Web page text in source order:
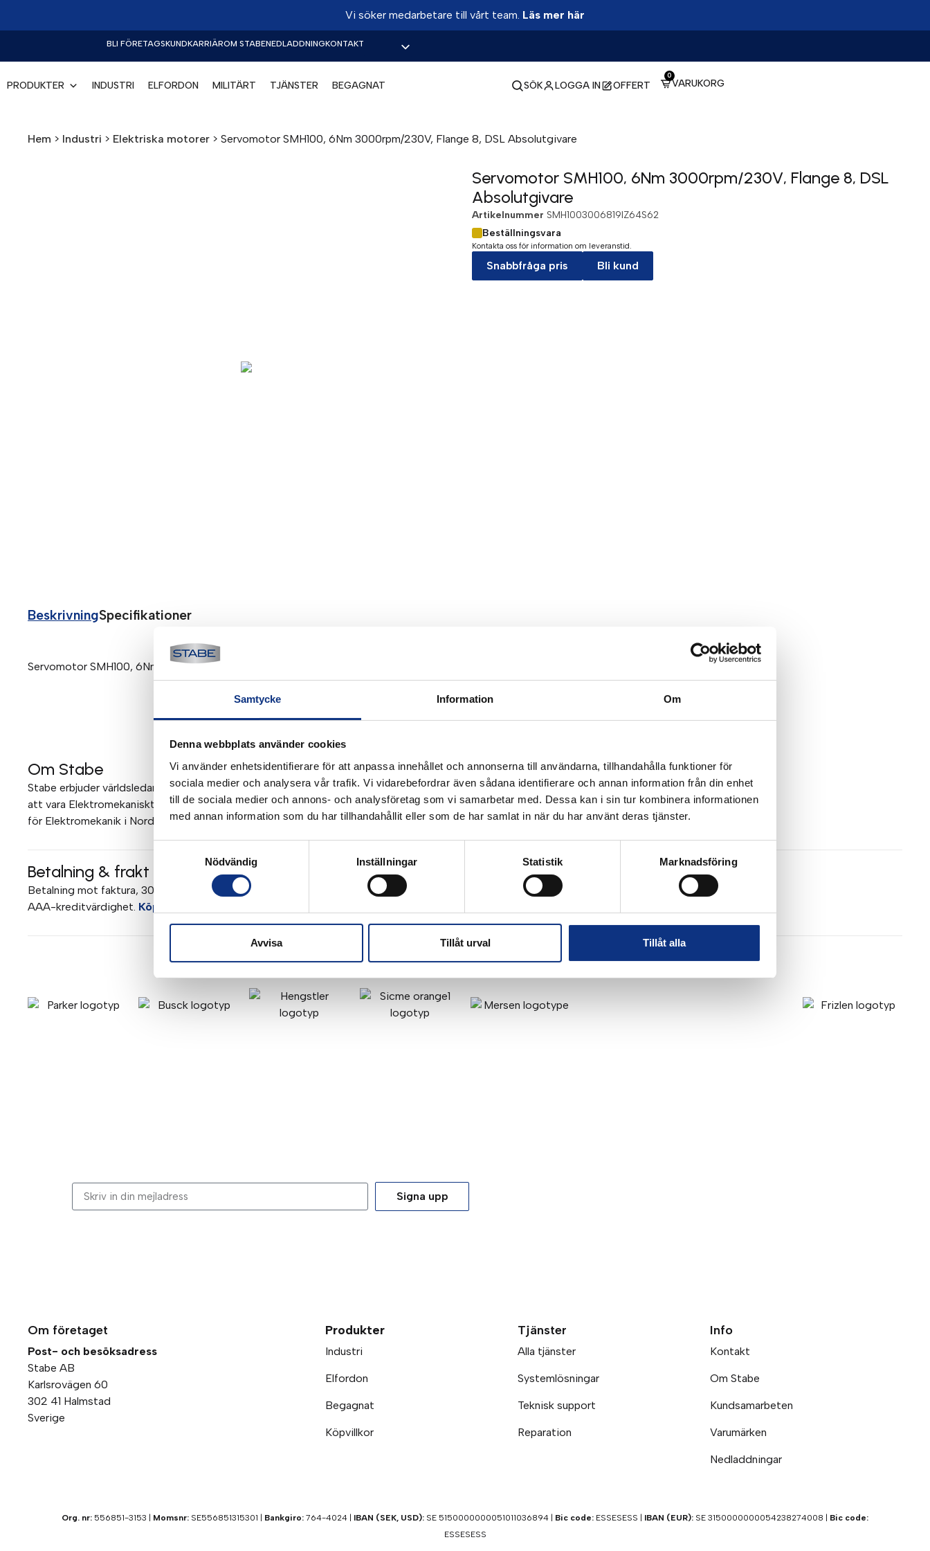
Samtycke Information Om
Denna webbplats använder cookies
Vi använder enhetsidentifierare för att anpassa innehållet och annonserna till användarna, tillhandahålla funktioner för
sociala medier och analysera vår trafik. Vi vidarebefordrar även sådana identifierare och annan information från din enhet
till de sociala medier och annons- och analysföretag som vi samarbetar med. Dessa kan i sin tur kombinera informationen
med annan information som du har tillhandahållit eller som de har samlat in när du har använt deras tjänster.
Nödvändig
Inställningar Statistik Marknadsföring
Avvisa Tillåt urval Tillåt alla
Vi söker medarbetare till vårt team. Läs mer här
BLI FÖRETAGSKUNDKARRIÄROM STABENEDLADDNINGKONTAKT
PRODUKTER INDUSTRI ELFORDON MILITÄRT TJÄNSTER BEGAGNAT SÖK LOGGA IN OFFERT VARUKORG
0
Hem > Industri > Elektriska motorer > Servomotor SMH100, 6Nm 3000rpm/230V, Flange 8, DSL Absolutgivare
Servomotor SMH100, 6Nm 3000rpm/230V, Flange 8, DSL
Absolutgivare
Artikelnummer SMH1003006819IZ64S62
Beställningsvara
Kontakta oss för information om leveranstid.
Snabbfråga pris Bli kund
BeskrivningSpecifikationer
Servomotor SMH100, 6Nm 3000rpm/230V, Flange 8, DSL Absolutgivare
Om Stabe
Stabe erbjuder världsledande elektromekanik och pneumatik för industriautomation. Vi är stolta
att vara Elektromekaniskt Teknisk Center (EMTC) för Parker Hannifin och certifierad distributör
för Elektromekanik i Norden. Mer om Stabe
Betalning & frakt
Betalning mot faktura, 30 dagar. Fraktkostnad tillkommer. Alla priser visas i SEK. Stabe innehar
AAA-kreditvärdighet. Köpvillkor
Signa upp
Om företaget
Post- och besöksadress
Stabe AB
Karlsrovägen 60
302 41 Halmstad
Sverige
Produkter
Industri
Elfordon
Begagnat
Köpvillkor
Tjänster
Alla tjänster
Systemlösningar
Teknisk support
Reparation
Info
Kontakt
Om Stabe
Kundsamarbeten
Varumärken
Nedladdningar
Org. nr: 556851-3153 | Momsnr: SE556851315301 | Bankgiro: 764-4024 | IBAN (SEK, USD): SE 5150000000051011036894 | Bic code: ESSESESS | IBAN (EUR): SE 3150000000054238274008 | Bic code:
ESSESESS